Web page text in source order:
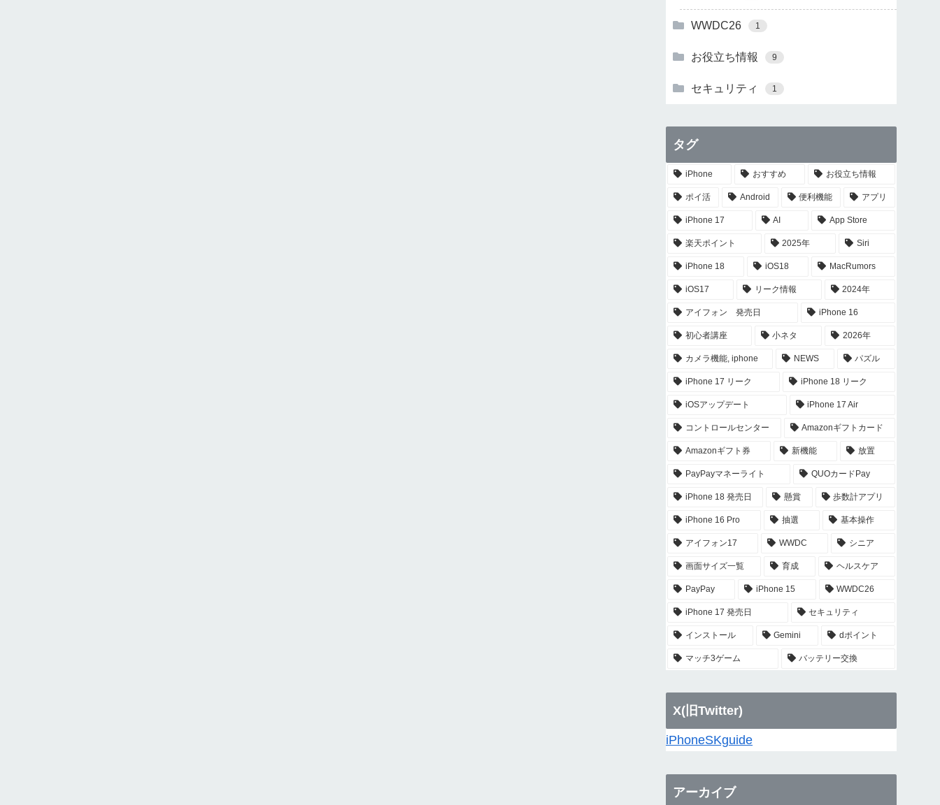
WWDC26 1
お役立ち情報 9
セキュリティ 1
タグ
iPhone おすすめ お役立ち情報
ポイ活 Android 便利機能 アプリ
iPhone 17 AI App Store
楽天ポイント 2025年 Siri
iPhone 18 iOS18 MacRumors
iOS17 リーク情報 2024年
アイフォン 発売日 iPhone 16
初心者講座 小ネタ 2026年
カメラ機能, iphone NEWS パズル
iPhone 17 リーク iPhone 18 リーク
iOSアップデート iPhone 17 Air
コントロールセンター Amazonギフトカード
Amazonギフト券 新機能 放置
PayPayマネーライト QUOカードPay
iPhone 18 発売日 懸賞 歩数計アプリ
iPhone 16 Pro 抽選 基本操作
アイフォン17 WWDC シニア
画面サイズ一覧 育成 ヘルスケア
PayPay iPhone 15 WWDC26
iPhone 17 発売日 セキュリティ
インストール Gemini dポイント
マッチ3ゲーム バッテリー交換
X(旧Twitter)
iPhoneSKguide
アーカイブ